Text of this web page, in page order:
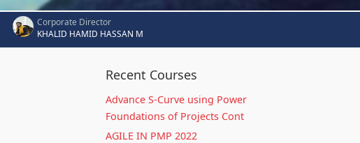
Corporate Director
KHALID HAMID HASSAN M
Recent Courses
Advance S-Curve using Power
Foundations of Projects Cont
AGILE IN PMP 2022